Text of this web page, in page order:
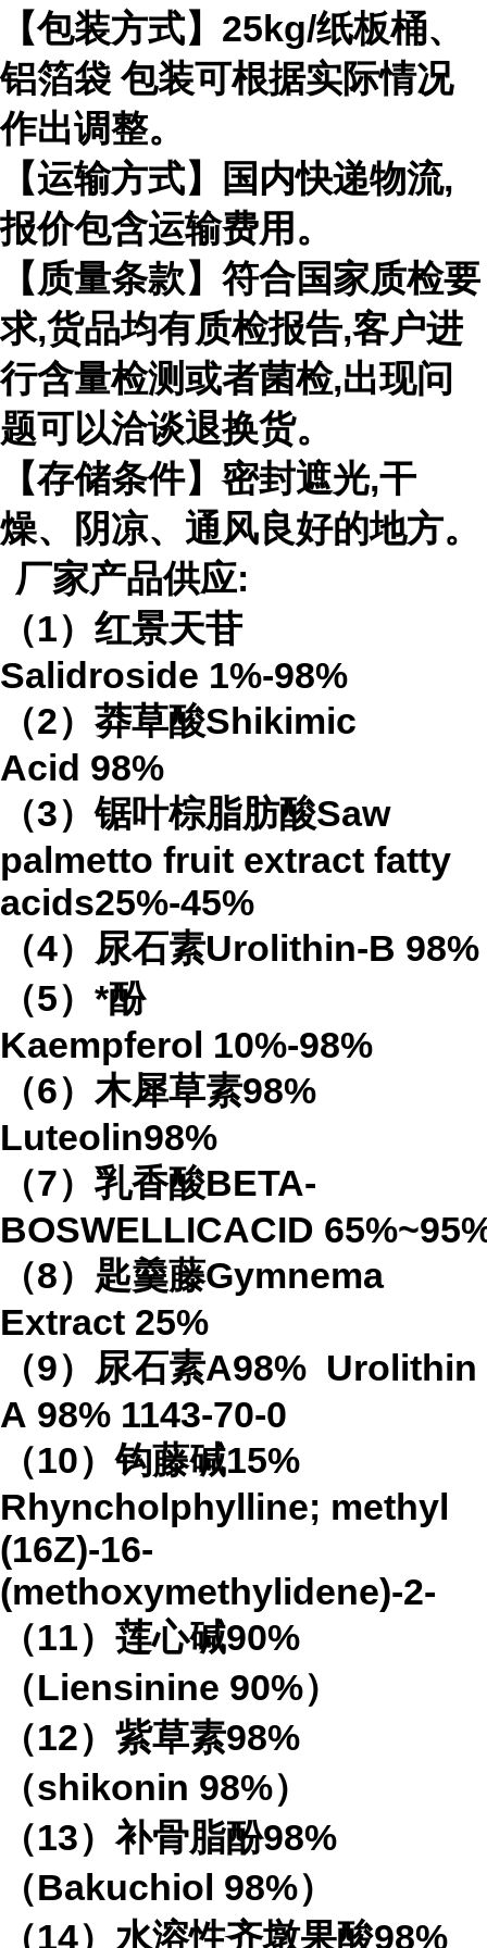
【包装方式】 25kg/纸板桶、
铝箔袋 包装可根据实际情况
作出调整。
【运输方式】国内快递物流,
报价包含运输费用。
【质量条款】符合国家质检要
求,货品均有质检报告,客户进
行含量检测或者菌检,出现问
题可以洽谈退换货。
【存储条件】密封遮光,干
燥、阴凉、通风良好的地方。
厂家产品供应:
（1）红景天苷
Salidroside 1%-98%
（2）莽草酸Shikimic
Acid 98%
（3）锯叶棕脂肪酸Saw
palmetto fruit extract fatty
acids25%-45%
（4） 尿石素Urolithin-B 98%
（5）*酚
Kaempferol 10%-98%
（6）木犀草素98%
Luteolin98%
（7）乳香酸BETA-
BOSWELLICACID 65%
（8）匙羹藤Gymnema
Extract 25%
（9）尿石素A98% Urolithin
A 98% 1143-70-0
（10）钩藤碱15%
Rhyncholphylline; methyl
(16Z)-16-
(methoxymethylidene)-2-
（11）莲心碱90%
（Liensinine 90%）
（12）紫草素98%
（shikonin 98%）
（13）补骨脂酚98%
（Bakuchiol 98%）
（14）水溶性齐墩果酸98%